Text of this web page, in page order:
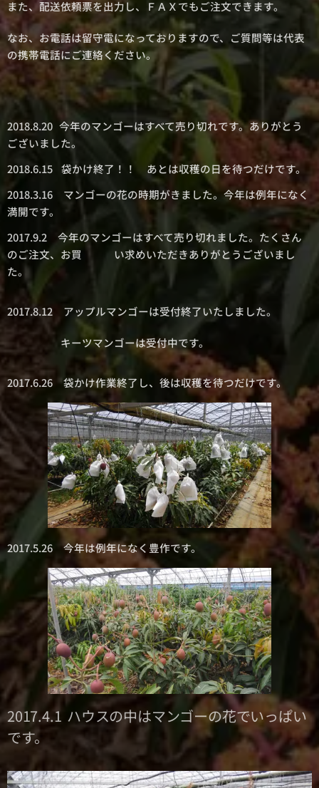
また、配送依頼票を出力し、ＦＡＸでもご注文できます。
なお、お電話は留守電になっておりますので、ご質問等は代表
の携帯電話にご連絡ください。
2018.8.20 今年のマンゴーはすべて売り切れです。ありがとう
ございました。
2018.6.15 袋かけ終了！！ あとは収穫の日を待つだけです。
2018.3.16 マンゴーの花の時期がきました。今年は例年になく
満開です。
2017.9.2 今年のマンゴーはすべて売り切れました。たくさん
のご注文、お買 い求めいただきありがとうございまし
た。
2017.8.12 アップルマンゴーは受付終了いたしました。
キーツマンゴーは受付中です。
2017.6.26 袋かけ作業終了し、後は収穫を待つだけです。
2017.5.26 今年は例年になく豊作です。
2017.4.1 ハウスの中はマンゴーの花でいっぱい
です。